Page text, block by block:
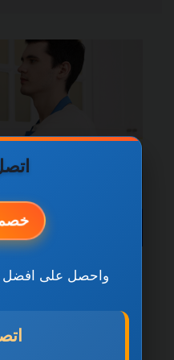
خدمات الشارقة
شركة تنظيف
خصم
واحصل على افضل